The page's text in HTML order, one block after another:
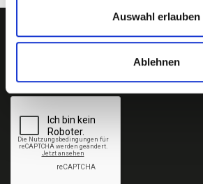
Auswahl erlauben
Ablehnen
Newsletter abonnieren?